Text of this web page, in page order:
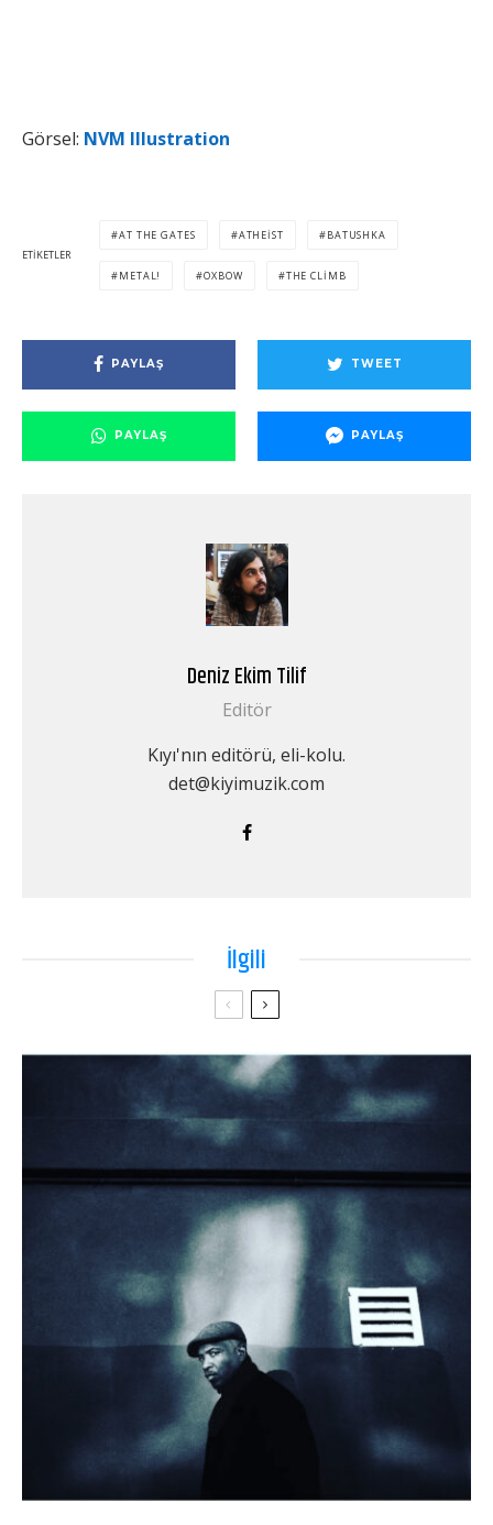
Görsel: NVM Illustration
ETIKETLER
AT THE GATES ATHEIST BATUSHKA
METAL! OXBOW THE CLIMB
PAYLAŞ TWEET
PAYLAŞ PAYLAŞ
Deniz Ekim Tilif
Editör
Kıyı'nın editörü, eli-kolu.
det@kiyimuzik.com
İlgili